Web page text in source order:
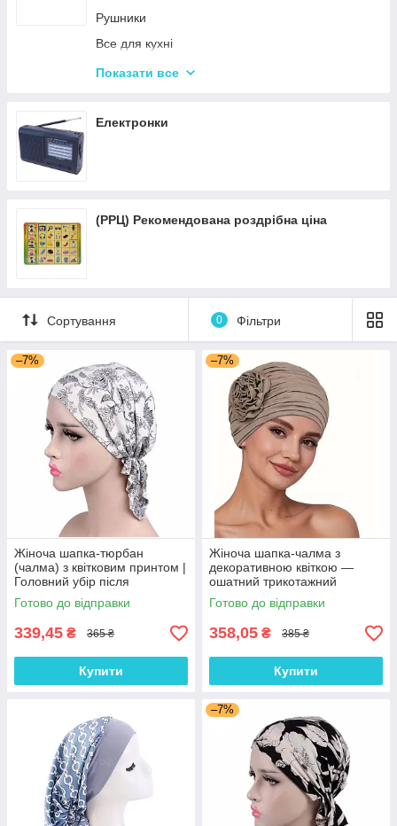
Повітряні змії
Рушники
Все для кухні
Автотовары
Подушки для подорожей
Показати все
Електронки
(РРЦ) Рекомендована роздрібна ціна
Сортування 0 Фільтри
–7%
Жіноча шапка-тюрбан
(чалма) з квітковим принтом |
Головний убір після
хіміотерапії, при алопеції |
Літня хустка на голову
Готово до відправки
339,45 ₴ 365 ₴
Купити
–7%
Жіноча шапка-чалма з
декоративною квіткою —
ошатний трикотажний
тюрбан, колір Кава з
молоком
Готово до відправки
358,05 ₴ 385 ₴
Купити
–7%